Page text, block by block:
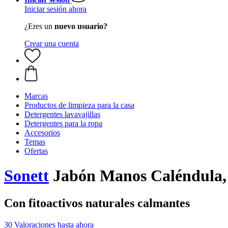
Iniciar sesión ahora
¿Eres un nuevo usuario?
Crear una cuenta
Marcas
Productos de limpieza para la casa
Detergentes lavavajillas
Detergentes para la ropa
Accesorios
Temas
Ofertas
Sonett Jabón Manos
Con fitoactivos naturales calmantes
30 Valoraciones hasta ahora